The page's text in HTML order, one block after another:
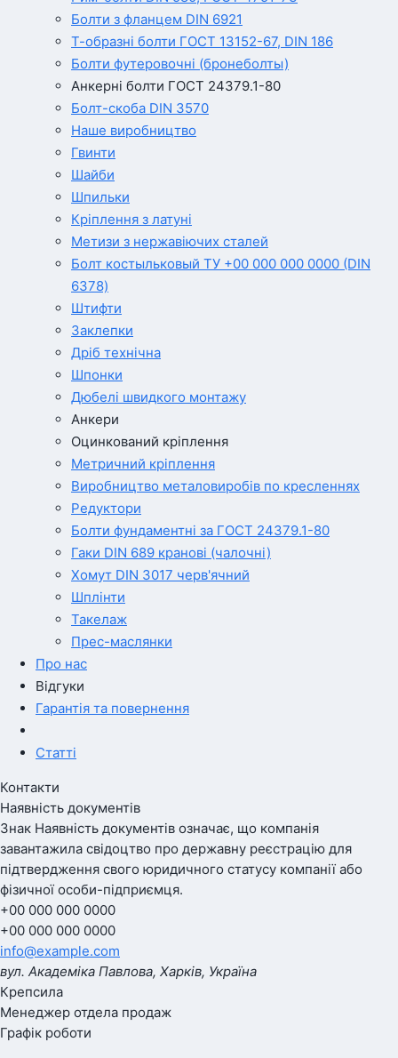
Болти з фланцем DIN 6921
Т-образні болти ГОСТ 13152-67, DIN 186
Болти футеровочні (бронеболты)
Анкерні болти ГОСТ 24379.1-80
Болт-скоба DIN 3570
Наше виробництво
Гвинти
Шайби
Шпильки
Кріплення з латуні
Метизи з нержавіючих сталей
Болт костыльковый ТУ +00 000 000 0000 (DIN
6378)
Штифти
Заклепки
Дріб технічна
Шпонки
Дюбелі швидкого монтажу
Анкери
Оцинкований кріплення
Метричний кріплення
Виробництво металовиробів по кресленнях
Редуктори
Болти фундаментні за ГОСТ 24379.1-80
Гаки DIN 689 кранові (чалочні)
Хомут DIN 3017 черв'ячний
Шплінти
Такелаж
Прес-маслянки
Про нас
Відгуки
Гарантія та повернення
Статті
Контакти
Наявність документів
Знак Наявність документів означає, що компанія
завантажила свідоцтво про державну реєстрацію для
підтвердження свого юридичного статусу компанії або
фізичної особи-підприємця.
+00 000 000 0000
+00 000 000 0000
info@example.com
вул. Академіка Павлова, Харків, Україна
Крепсила
Менеджер отдела продаж
Графік роботи